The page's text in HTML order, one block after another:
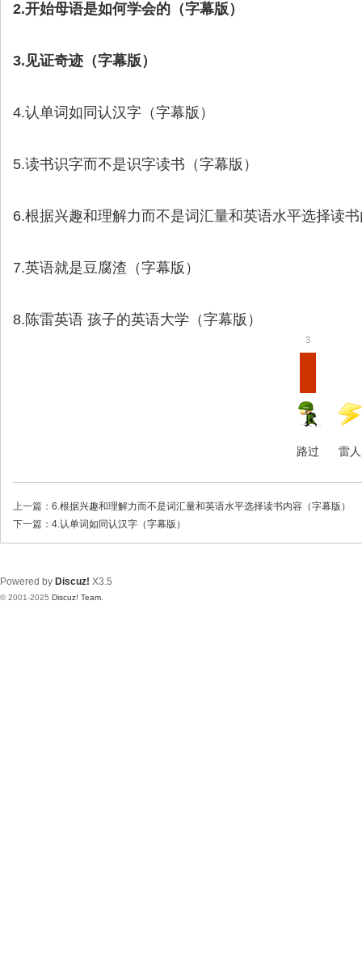
2.开始母语是如何学会的（字幕版）
3.见证奇迹（字幕版）
4.认单词如同认汉字（字幕版）
5.读书识字而不是识字读书（字幕版）
6.根据兴趣和理解力而不是词汇量和英语水平选择读
7.英语就是豆腐渣（字幕版）
8.陈雷英语 孩子的英语大学（字幕版）
3
路过 雷人
上一篇： 6.根据兴趣和理解力而不是词汇量和英语水平选择读书内容（字幕版）
下一篇： 4.认单词如同认汉字（字幕版）
Powered by Discuz! X3.5
© 2001-2025 Discuz! Team